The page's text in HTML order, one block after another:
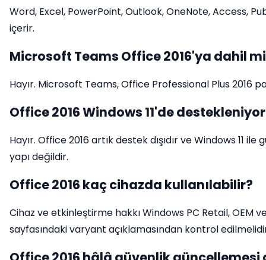
Word, Excel, PowerPoint, Outlook, OneNote, Access,
içerir.
Microsoft Teams Office 2016'ya dahil
Hayır. Microsoft Teams, Office Professional Plus 2016
Office 2016 Windows 11'de
Hayır. Office 2016 artık destek dışıdır ve Windows
yapı değildir.
Office 2016 kaç cihazda kullanılabilir?
Cihaz ve etkinleştirme hakkı Windows PC Retail,
sayfasındaki varyant açıklamasından kontrol